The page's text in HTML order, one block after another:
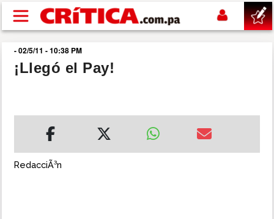
Pasar al contenido principal
buscar
- 02/5/11 - 10:38 PM
¡Llegó el Pay!
RedacciÃ³n